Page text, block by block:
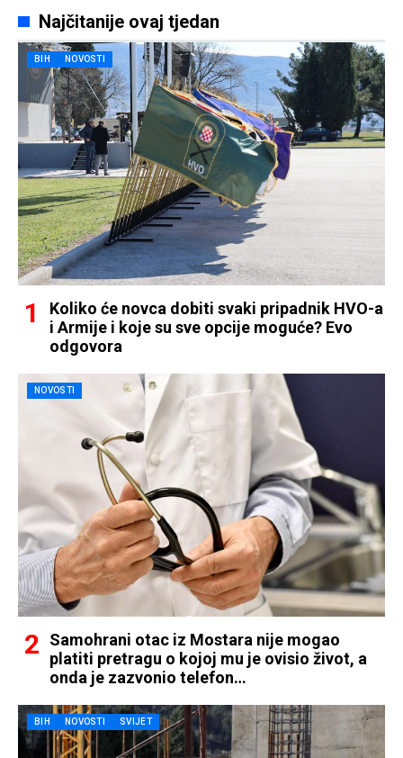
Najčitanije ovaj tjedan
BIH NOVOSTI
Koliko će novca dobiti svaki pripadnik HVO-a
i Armije i koje su sve opcije moguće? Evo
odgovora
NOVOSTI
Samohrani otac iz Mostara nije mogao
platiti pretragu o kojoj mu je ovisio život, a
onda je zazvonio telefon…
BIH NOVOSTI SVIJET